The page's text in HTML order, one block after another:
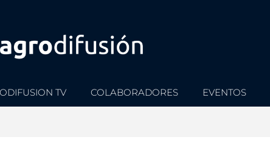
TV COLABORADORES EVENTOS